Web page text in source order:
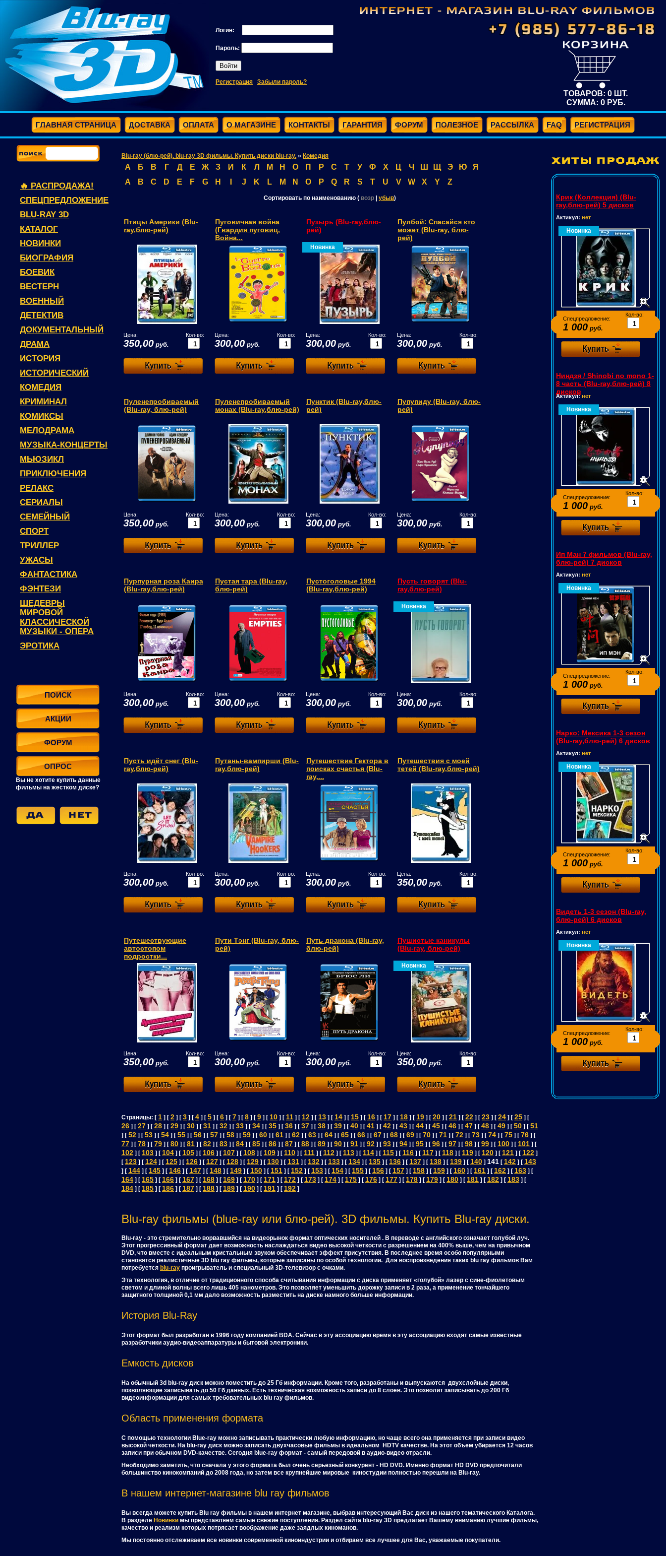
Логин:
Пароль:
Регистрация Забыли пароль?
ТОВАРОВ: 0 ШТ.
СУММА: 0РУБ.
ГЛАВНАЯ СТРАНИЦА ДОСТАВКА ОПЛАТА О МАГАЗИНЕ КОНТАКТЫ ГАРАНТИЯ ФОРУМ ПОЛЕЗНОЕ РАССЫЛКА FAQ РЕГИСТРАЦИЯ
🔥 РАСПРОДАЖА!
СПЕЦПРЕДЛОЖЕНИЕ
BLU-RAY 3D
КАТАЛОГ
НОВИНКИ
БИОГРАФИЯ
БОЕВИК
ВЕСТЕРН
ВОЕННЫЙ
ДЕТЕКТИВ
ДОКУМЕНТАЛЬНЫЙ
ДРАМА
ИСТОРИЯ
ИСТОРИЧЕСКИЙ
КОМЕДИЯ
КРИМИНАЛ
КОМИКСЫ
МЕЛОДРАМА
МУЗЫКА-КОНЦЕРТЫ
МЬЮЗИКЛ
ПРИКЛЮЧЕНИЯ
РЕЛАКС
СЕРИАЛЫ
СЕМЕЙНЫЙ
СПОРТ
ТРИЛЛЕР
УЖАСЫ
ФАНТАСТИКА
ФЭНТЕЗИ
ШЕДЕВРЫ
МИРОВОЙ
КЛАССИЧЕСКОЙ
МУЗЫКИ - ОПЕРА
ЭРОТИКА
ПОИСК
АКЦИИ
ФОРУМ
ОПРОС
Вы не хотите купить данные
фильмы на жестком диске?
Blu-ray (блю-рей). blu-ray 3D фильмы. Купить диски blu-ray. » Комедия
А Б В Г Д Е Ж З И К Л М Н О П Р С Т У Ф Х Ц Ч Ш Щ Э Ю
Я
A
B C D E F G H J K L M N O P Q R S T U V W X Y Z
Сортировать по наименованию ( возр убыв)
Птицы Америки (Blu-
ray,блю-рей)
Цена:
350,00 руб.
Кол-во:
Пуговичная война
(Гвардия пуговиц,
Война...
Цена:
300,00 руб.
Кол-во:
Пузырь (Blu-ray,блю-
рей)
Новинка
Цена:
300,00 руб.
Кол-во:
Пулбой: Спасайся кто
может (Blu-ray, блю-
рей)
Цена:
300,00 руб.
Кол-во:
Пуленепробиваемый
(Blu-ray, блю-рей)
Цена:
350,00 руб.
Кол-во:
Пуленепробиваемый
монах (Blu-ray,блю-рей)
Цена:
300,00 руб.
Кол-во:
Пунктик (Blu-ray,блю-
рей)
Цена:
300,00 руб.
Кол-во:
Пупупиду (Blu-ray, блю-
рей)
Цена:
300,00 руб.
Кол-во:
Пурпурная роза Каира
(Blu-ray,блю-рей)
Цена:
300,00 руб.
Кол-во:
Пустая тара (Blu-ray,
блю-рей)
Цена:
300,00 руб.
Кол-во:
Пустоголовые 1994
(Blu-ray,блю-рей)
Цена:
300,00 руб.
Кол-во:
Пусть говорят (Blu-
ray,блю-рей)
Новинка
Цена:
300,00 руб.
Кол-во:
Пусть идёт снег (Blu-
ray,блю-рей)
Цена:
300,00 руб.
Кол-во:
Путаны-вампирши (Blu-
ray,блю-рей)
Цена:
300,00 руб.
Кол-во:
Путешествие Гектора в
поисках счастья (Blu-
ray,...
Цена:
300,00 руб.
Кол-во:
Путешествия с моей
тетей (Blu-ray,блю-рей)
Цена:
350,00 руб.
Кол-во:
Путешествующие
автостопом
подростки...
Цена:
350,00 руб.
Кол-во:
Пути Тэнг (Blu-ray, блю-
рей)
Цена:
300,00 руб.
Кол-во:
Путь дракона (Blu-ray,
блю-рей)
Цена:
300,00 руб.
Кол-во:
Пушистые каникулы
(Blu-ray, блю-рей)
Новинка
Цена:
350,00 руб.
Кол-во:
Страницы: [ 1 ] [ 2 ] [ 3 ] [ 4 ] [ 5 ] [ 6 ] [ 7 ] [ 8 ] [ 9 ] [ 10 ] [ 11 ] [ 12 ] [ 13 ] [ 14 ] [ 15 ] [ 16 ] [ 17 ] [ 18 ] [ 19 ] [ 20 ] [ 21 ] [ 22 ] [ 23 ] [ 24 ] [ 25 ] [
26 ] [ 27 ] [ 28 ] [ 29 ] [ 30 ] [ 31 ] [ 32 ] [ 33 ] [ 34 ] [ 35 ] [ 36 ] [ 37 ] [ 38 ] [ 39 ] [ 40 ] [ 41 ] [ 42 ] [ 43 ] [ 44 ] [ 45 ] [ 46 ] [ 47 ] [ 48 ] [ 49 ] [ 50 ] [ 51
] [ 52 ] [ 53 ] [ 54 ] [ 55 ] [ 56 ] [ 57 ] [ 58 ] [ 59 ] [ 60 ] [ 61 ] [ 62 ] [ 63 ] [ 64 ] [ 65 ] [ 66 ] [ 67 ] [ 68 ] [ 69 ] [ 70 ] [ 71 ] [ 72 ] [ 73 ] [ 74 ] [ 75 ] [ 76 ] [
77 ] [ 78 ] [ 79 ] [ 80 ] [ 81 ] [ 82 ] [ 83 ] [ 84 ] [ 85 ] [ 86 ] [ 87 ] [ 88 ] [ 89 ] [ 90 ] [ 91 ] [ 92 ] [ 93 ] [ 94 ] [ 95 ] [ 96 ] [ 97 ] [ 98 ] [ 99 ] [ 100 ] [ 101 ] [
102 ] [ 103 ] [ 104 ] [ 105 ] [ 106 ] [ 107 ] [ 108 ] [ 109 ] [ 110 ] [ 111 ] [ 112 ] [ 113 ] [ 114 ] [ 115 ] [ 116 ] [ 117 ] [ 118 ] [ 119 ] [ 120 ] [ 121 ] [ 122 ]
[ 123 ] [ 124 ] [ 125 ] [ 126 ] [ 127 ] [ 128 ] [ 129 ] [ 130 ] [ 131 ] [ 132 ] [ 133 ] [ 134 ] [ 135 ] [ 136 ] [ 137 ] [ 138 ] [ 139 ] [ 140 ] 141 [ 142 ] [ 143
] [ 144 ] [ 145 ] [ 146 ] [ 147 ] [ 148 ] [ 149 ] [ 150 ] [ 151 ] [ 152 ] [ 153 ] [ 154 ] [ 155 ] [ 156 ] [ 157 ] [ 158 ] [ 159 ] [ 160 ] [ 161 ] [ 162 ] [ 163 ] [
164 ] [ 165 ] [ 166 ] [ 167 ] [ 168 ] [ 169 ] [ 170 ] [ 171 ] [ 172 ] [ 173 ] [ 174 ] [ 175 ] [ 176 ] [ 177 ] [ 178 ] [ 179 ] [ 180 ] [ 181 ] [ 182 ] [ 183 ] [
184 ] [ 185 ] [ 186 ] [ 187 ] [ 188 ] [ 189 ] [ 190 ] [ 191 ] [ 192 ]
Blu-ray фильмы (blue-ray или блю-рей). 3D фильмы. Купить Blu-ray диски.
Blu-ray - это стремительно ворвавшийся на видеорынок формат оптических носителей . В переводе с английского означает голубой луч.
Этот прогрессивный формат дает возможность наслаждаться видео высокой четкости с разрешением на 400% выше, чем на привычном
DVD, что вместе с идеальным кристальным звуком обеспечивает эффект присутствия. В последнее время особо популярными
становятся реалистичные 3D blu ray фильмы, которые записаны по особой технологии. Для воспроизведения таких blu ray фильмов Вам
потребуется blu-ray проигрыватель и специальный 3D-телевизор с очками.
Эта технология, в отличие от традиционного способа считывания информации с диска применяет «голубой» лазер с сине-фиолетовым
светом и длиной волны всего лишь 405 нанометров. Это позволяет уменьшить дорожку записи в 2 раза, а применение тончайшего
защитного толщиной 0,1 мм дало возможность разместить на диске намного больше информации.
История Blu-Ray
Этот формат был разработан в 1996 году компанией BDA. Сейчас в эту ассоциацию время в эту ассоциацию входят самые известные
разработчики аудио-видеоаппаратуры и бытовой электроники.
Емкость дисков
На обычный 3d blu-ray диск можно поместить до 25 Гб информации. Кроме того, разработаны и выпускаются двухслойные диски,
позволяющие записывать до 50 Гб данных. Есть техническая возможность записи до 8 слоев. Это позволит записывать до 200 Гб
видеоинформации для самых требовательных blu ray фильмов.
Область применения формата
С помощью технологии Blue-ray можно записывать практически любую информацию, но чаще всего она применяется при записи видео
высокой четкости. На blu-ray диск можно записать двухчасовые фильмы в идеальном HDTV качестве. На этот объем убирается 12 часов
записи при обычном DVD-качестве. Cегодня blue-ray формат - самый передовой в аудио-видео отрасли.
Необходимо заметить, что сначала у этого формата был очень серьезный конкурент - HD DVD. Именно формат HD DVD предпочитали
большинство кинокомпаний до 2008 года, но затем все крупнейшие мировые киностудии полностью перешли на Blu-ray.
В нашем интернет-магазине blu ray фильмов
Вы всегда можете купить Blu ray фильмы в нашем интернет магазине, выбрав интересующий Вас диск из нашего тематического Каталога.
В разделе Новинки мы представляем самые свежие поступления. Раздел сайта blu-ray 3D предлагает Вашему вниманию лучшие фильмы,
качество и реализм которых потрясает воображение даже заядлых киноманов.
Мы постоянно отслеживаем все новинки современной киноиндустрии и отбираем все лучшее для Вас, уважаемые покупатели.
Крик (Коллекция) (Blu-
ray,блю-рей) 5 дисков
Актикул: нет
Новинка
Спецпредложение:
1 000 руб.
Кол-во:
Ниндзя / Shinobi no mono 1-
8 часть (Blu-ray,блю-рей) 8
дисков
Актикул:нет
Новинка
Спецпредложение:
1 000 руб.
Кол-во:
Ип Ман 7 фильмов (Blu-ray,
блю-рей) 7 дисков
Актикул: нет
Новинка
Спецпредложение:
1 000 руб.
Кол-во:
Нарко: Мексика 1-3 сезон
(Blu-ray,блю-рей) 6 дисков
Актикул: нет
Новинка
Спецпредложение:
1 000 руб.
Кол-во:
Видеть 1-3 сезон (Blu-ray,
блю-рей) 6 дисков
Актикул: нет
Новинка
Спецпредложение:
1 000 руб.
Кол-во: